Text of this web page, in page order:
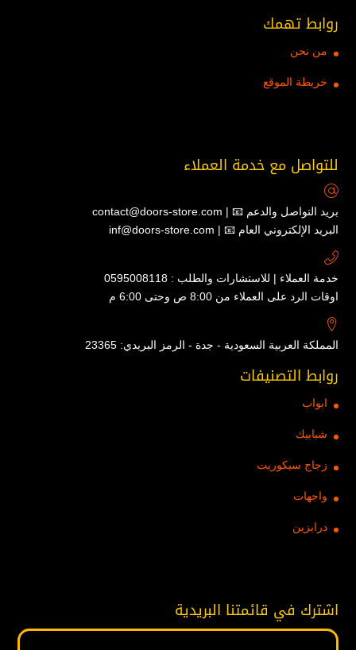
روابط تهمك
من نحن
خريطة الموقع
للتواصل مع خدمة العملاء
contact@doors-store.com | 📧 بريد التواصل والدعم
inf@doors-store.com | 📧 البريد الإلكتروني العام
خدمة العملاء | للاستشارات والطلب : 0595008118
اوقات الرد على العملاء من 8:00 ص وحتى 6:00 م
المملكة العربية السعودية - جدة - الرمز البريدي: 23365
روابط التصنيفات
ابواب
شبابيك
زجاج سيكوريت
واجهات
درابزين
اشترك في قائمتنا البريدية